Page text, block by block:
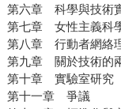
第六章 科學與技術
第七章 女性主義科
第八章 行動者網絡
第九章 關於技術的
第十章 實驗室研究
第十一章 爭議